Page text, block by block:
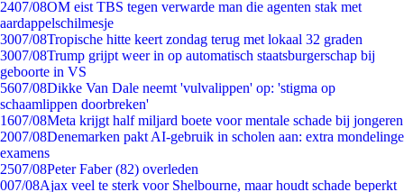
2407/08OM eist TBS tegen verwarde man die agenten stak met
aardappelschilmesje
3007/08Tropische hitte keert zondag terug met lokaal 32 graden
3007/08Trump grijpt weer in op automatisch staatsburgerschap bij
geboorte in VS
5607/08Dikke Van Dale neemt 'vulvalippen' op: 'stigma op
schaamlippen doorbreken'
1607/08Meta krijgt half miljard boete voor mentale schade bij jongeren
2007/08Denemarken pakt AI-gebruik in scholen aan: extra mondelinge
examens
2507/08Peter Faber (82) overleden
007/08Ajax veel te sterk voor Shelbourne, maar houdt schade beperkt